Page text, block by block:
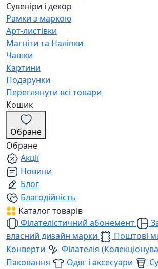
Сувеніри і декор
Рамки з маркою
Арт-листівки
Магніти та Наліпки
Чашки
Картини
Подарунки
Переглянути всі товари
Кошик
Обране
Обране
Акції
Новини
Блог
Благодійність
Каталог товарів
Філателістичний абонемент
власний дизайн марки
Поштові
Конверти
Філателія
Паковання
Одяг і аксесуари